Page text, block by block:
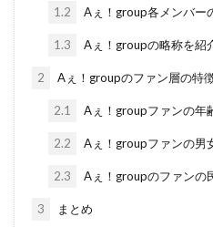
1.2 Aぇ！group各メンバー
1.3 Aぇ！groupの略称を紹
2 Aぇ！groupのファン層の特
2.1 Aぇ！groupファンの年
2.2 Aぇ！groupファンの男
2.3 Aぇ！groupのファンの
3 まとめ